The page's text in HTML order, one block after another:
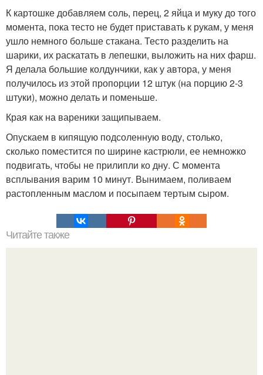
К картошке добавляем соль, перец, 2 яйца и муку до того
момента, пока тесто не будет приставать к рукам, у меня
ушло немного больше стакана. Тесто разделить на
шарики, их раскатать в лепешки, выложить на них фарш.
Я делала большие колдунчики, как у автора, у меня
получилось из этой пропорции 12 штук (на порцию 2-3
штуки), можно делать и поменьше.
Края как на вареники защипываем.
Опускаем в кипящую подсоленную воду, столько,
сколько поместится по ширине кастрюли, ее немножко
подвигать, чтобы не прилипли ко дну. С момента
всплывания варим 10 минут. Вынимаем, поливаем
растопленным маслом и посыпаем тертым сыром.
Читайте также